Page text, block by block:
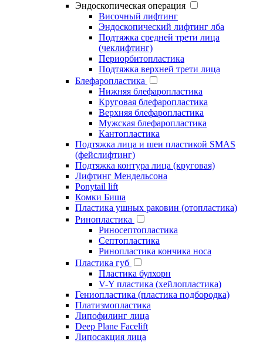
Эндоскопическая операция
Височный лифтинг
Эндоскопический лифтинг лба
Подтяжка средней трети лица
(чеклифтинг)
Периорбитопластика
Подтяжка верхней трети лица
Блефаропластика
Нижняя блефаропластика
Круговая блефаропластика
Верхняя блефаропластика
Мужская блефаропластика
Кантопластика
Подтяжка лица и шеи пластикой SMAS
(фейслифтинг)
Подтяжка контура лица (круговая)
Лифтинг Мендельсона
Ponytail lift
Комки Биша
Пластика ушных раковин (отопластика)
Ринопластика
Риносептопластика
Септопластика
Ринопластика кончика носа
Пластика губ
Пластика булхорн
V-Y пластика (хейлопластика)
Гениопластика (пластика подбородка)
Платизмопластика
Липофилинг лица
Deep Plane Facelift
Липосакция лица